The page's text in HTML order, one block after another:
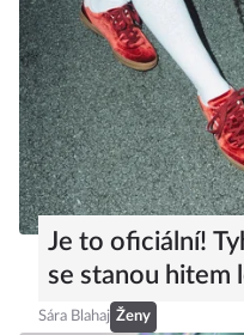
Je to oficiální!
se stanou hitem
Sára Blahaj Ženy